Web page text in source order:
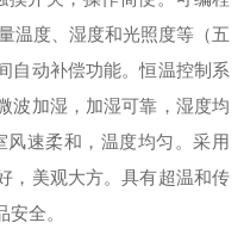
温度、湿度和光照度等（五
自动补偿功能。恒温控制系
波加湿，加湿可靠，湿度均
风速柔和，温度均匀。采用
，美观大方。具有超温和传
安全。